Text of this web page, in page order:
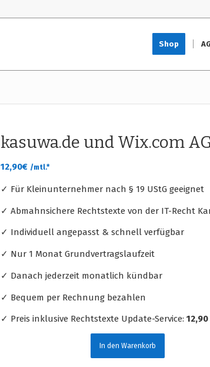
Shop
kasuwa.de und Wix.com
12,90€ /mtl.*
✓ Für Kleinunternehmer nach § 19 UStG geeignet
✓ Abmahnsichere Rechtstexte von der IT-Recht
✓ Individuell angepasst & schnell verfügbar
✓ Nur 1 Monat Grundvertragslaufzeit
✓ Danach jederzeit monatlich kündbar
✓ Bequem per Rechnung bezahlen
✓ Preis inklusive Rechtstexte Update-Service:
In den Warenkorb